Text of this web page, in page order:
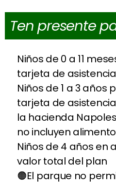
Ten presente
Niños de 0 a 11
tarjeta de
Niños de 1 a 3 años
tarjeta de
la hacienda
no incluyen
Niños de 4 años en
valor total del plan
El parque no